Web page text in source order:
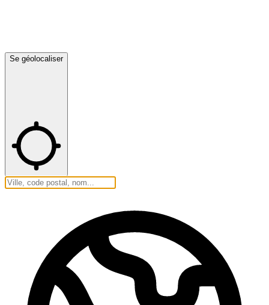
Se géolocaliser